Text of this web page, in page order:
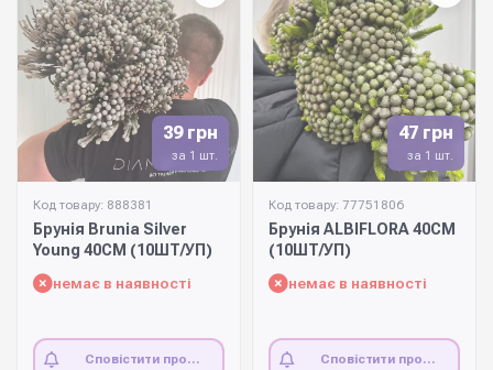
39 грн
за 1 шт.
Код товару: 888381
Брунія Brunia Silver
Young 40СМ (10ШТ/УП)
немає в наявності
Сповістити про
47 грн
за 1 шт.
Код товару: 77751806
Брунія ALBIFLORA 40СМ
(10ШТ/УП)
немає в наявності
Сповістити про